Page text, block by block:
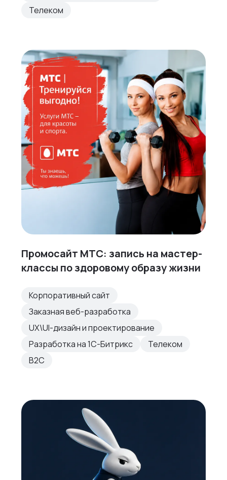
Телеком
Промосайт МТС: запись на мастер-
классы по здоровому образу жизни
Корпоративный сайт
Заказная веб-разработка
UX\UI-дизайн и проектирование
Разработка на 1С-Битрикс
Телеком
B2C